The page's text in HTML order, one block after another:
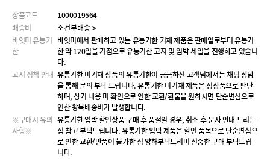
상품코드
1000019564
배송비
조건부배송 >
바잇미 유통기
한
바잇미에서 판매하고 있는 유통기한 기재 제품은 판매일로부터 유통기
한 약 120일을 기점으로 유통기한 고지 및 임박 세일을 진행하고 있습니
다.
고지 정책 안내 유통기한 미기재 상품의 유통기한이 궁금하신 고객님께서는 채팅 상담
을 통해 문의 부탁 드립니다. 유통기한 미기재 제품은 정상품으로 판단
하며, 상기 내용 미 확인으로 인한 교환/환불을 원하시면 단순변심으로
인한 왕복배송비가 발생합니다.
※구매시 유의
사항※
유통기한 임박 할인상품 구매 후 품절일 경우, 취소 후 문자 안내 드리는
점 참고 부탁드립니다. 유통기한 임박 제품은 할인 품목으로 단순변심으
로 인한 교환/반품이 불가한 점 양해부탁드리며 신중한 구매 부탁드립
니다.